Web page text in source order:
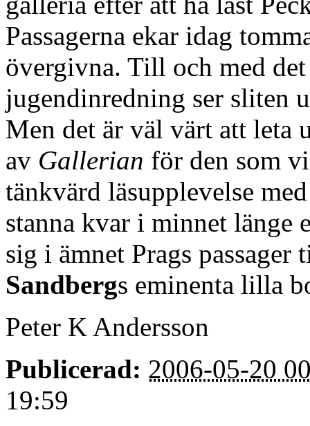
Passagerna ekar idag
övergivna. Till och med
jugendinredning ser sliten
Men det är väl värt att leta
av Gallerian för den som
tänkvärd läsupplevelse
stanna kvar i minnet länge
sig i ämnet Prags
Sandbergs eminenta lilla
Peter K Andersson
Publicerad: 2006-05-20
19:59